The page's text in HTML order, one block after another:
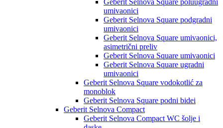
Geberit Selnova Square poluugradni
umivaonici
Geberit Selnova Square podgradni
umivaonici
Geberit Selnova Square umivaonici,
asimetrični preliv
Geberit Selnova Square umivaonici
Geberit Selnova Square ugradni
umivaonici
Geberit Selnova Square vodokotlić za
monoblok
Geberit Selnova Square podni bidei
Geberit Selnova Compact
Geberit Selnova Compact WC šolje i